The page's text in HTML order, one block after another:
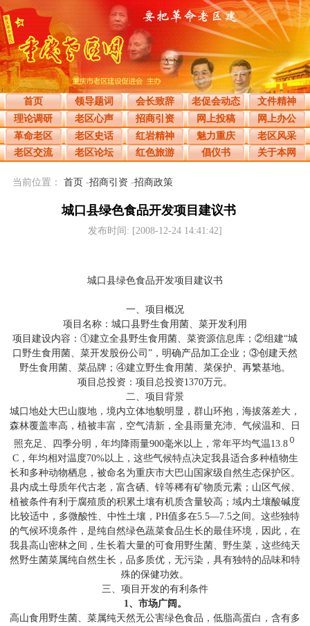
首页 领导题词 会长致辞 老促会动态
文件精神
理论调研
老区心声 招商引资 网上投稿
网上办公
革命老区
老区史话 红岩精神 魅力重庆
老区风采
老区交流
老区论坛 红色旅游 倡仪书 关于本网
当前位置： 首页 -招商引资 -招商政策
城口县绿色食品开发项目建议书
发布时间: [2008-12-24 14:41:42]
城口县绿色食品开发项目建议书
一、项目概况
项目名称：城口县野生食用菌、菜开发利用
项目建设内容：①建立全县野生食用菌、菜资源信息库；②组建“城
口野生食用菌、菜开发股份公司”，明确产品加工企业；③创建天然
野生食用菌、菜品牌；④建立野生食用菌、菜保护、再繁基地。
项目总投资：项目总投资1370万元。
二、项目背景
城口地处大巴山腹地，境内立体地貌明显，群山环抱，海拔落差大，
森林覆盖率高，植被丰富，空气清新，全县雨量充沛、气候温和、日
照充足、四季分明，年均降雨量900毫米以上，常年平均气温13.8 ０
C，年均相对温度70%以上，这些气候特点决定我县适合多种植物生
长和多种动物栖息，被命名为重庆市大巴山国家级自然生态保护区。
县内成土母质年代古老，富含硒、锌等稀有矿物质元素；山区气候、
植被条件有利于腐殖质的积累土壤有机质含量较高；域内土壤酸碱度
比较适中，多微酸性、中性土壤，PH值多在5.5—7.5之间。这些独特
的气候环境条件，是纯自然绿色蔬菜食品生长的最佳环境，因此，在
我县高山密林之间，生长着大量的可食用野生菌、野生菜，这些纯天
然野生菌菜属纯自然生长，品多质优，无污染，具有独特的品味和特
殊的保健功效。
三、项目开发的有利条件
1 、市场广阔。
高山食用野生菌、菜属纯天然无公害绿色食品，低脂高蛋白，含有多